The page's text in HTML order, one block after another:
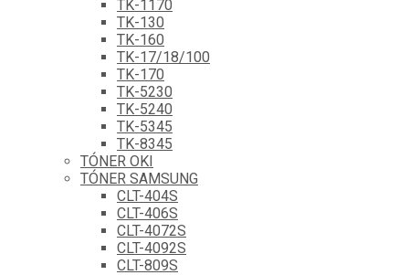
TK-1170
TK-130
TK-160
TK-17/18/100
TK-170
TK-5230
TK-5240
TK-5345
TK-8345
TÓNER OKI
TÓNER SAMSUNG
CLT-404S
CLT-406S
CLT-4072S
CLT-4092S
CLT-809S